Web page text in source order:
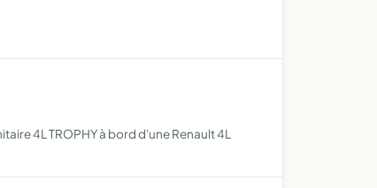
4L TROPHY à bord d'une Renault 4L